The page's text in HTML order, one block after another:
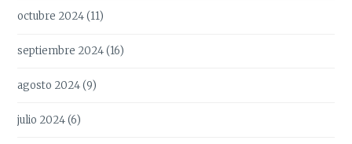
octubre 2024(11)
septiembre 2024(16)
agosto 2024(9)
julio 2024(6)